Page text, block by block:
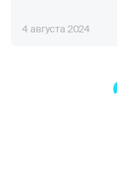
травме, никогда никаких проблем не
4 августа 2024